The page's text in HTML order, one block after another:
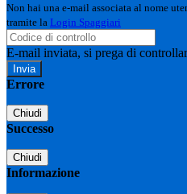
Non hai una e-mail associata al nome
tramite la Login Spaggiari
E-mail inviata, si prega di
Errore
Chiudi
Successo
Chiudi
Informazione